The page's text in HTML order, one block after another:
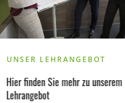
UNSER LEHRANGEBOT
Hier finden Sie mehr zu unserem
Lehrangebot